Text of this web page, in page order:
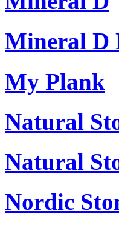
Mineral D
My Plank
Natural
Natural
Nordic